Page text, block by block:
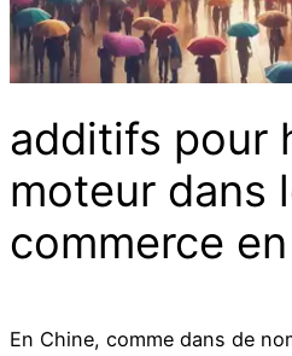
additifs pour
moteur dans
commerce
En Chine, comme dans de